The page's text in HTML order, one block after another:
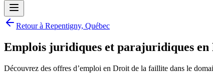
Retour à Repentigny, Québec
Emplois juridiques et parajuridiques
Découvrez des offres d’emploi en Droit de la faillite dans le